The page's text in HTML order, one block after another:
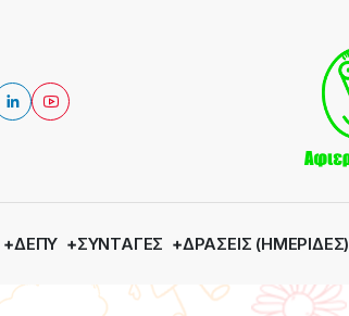
ΔΕΠΥ ΣΥΝΤΑΓΈΣ ΔΡΆΣΕΙΣ (ΗΜΕΡΊΔΕΣ)